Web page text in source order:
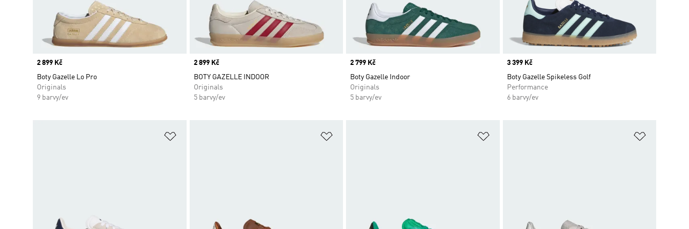
Price
2 899 Kč
Boty Gazelle Lo Pro
Originals
9 barvy/ev
Price
2 899 Kč
BOTY GAZELLE INDOOR
Originals
5 barvy/ev
Price
2 799 Kč
Boty Gazelle Indoor
Originals
5 barvy/ev
Price
3 399 Kč
Boty Gazelle Spikeless Golf
Performance
6 barvy/ev